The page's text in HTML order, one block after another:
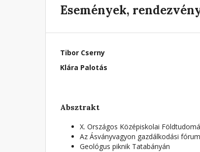
Események,
Tibor Cserny
Klára Palotás
Absztrakt
X. Országos Középiskolai
Az Ásványvagyon gazdálkodási
Geológus piknik Tatabányán